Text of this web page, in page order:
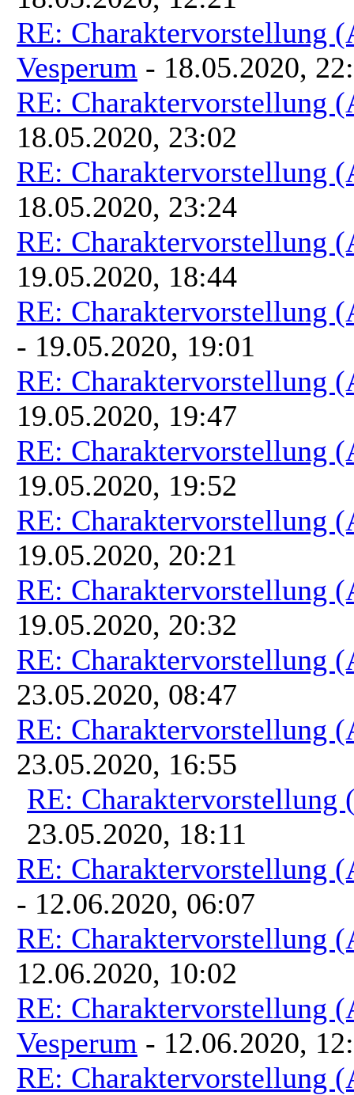
RE: Charaktervorstellung
Vesperum - 18.05.2020,
RE: Charaktervorstellung
18.05.2020, 23:02
RE: Charaktervorstellung
18.05.2020, 23:24
RE: Charaktervorstellung
19.05.2020, 18:44
RE: Charaktervorstellung
- 19.05.2020, 19:01
RE: Charaktervorstellung
19.05.2020, 19:47
RE: Charaktervorstellung
19.05.2020, 19:52
RE: Charaktervorstellung
19.05.2020, 20:21
RE: Charaktervorstellung
19.05.2020, 20:32
RE: Charaktervorstellung
23.05.2020, 08:47
RE: Charaktervorstellung
23.05.2020, 16:55
RE: Charaktervorstellung
23.05.2020, 18:11
RE: Charaktervorstellung
- 12.06.2020, 06:07
RE: Charaktervorstellung
12.06.2020, 10:02
RE: Charaktervorstellung
Vesperum - 12.06.2020,
RE: Charaktervorstellung